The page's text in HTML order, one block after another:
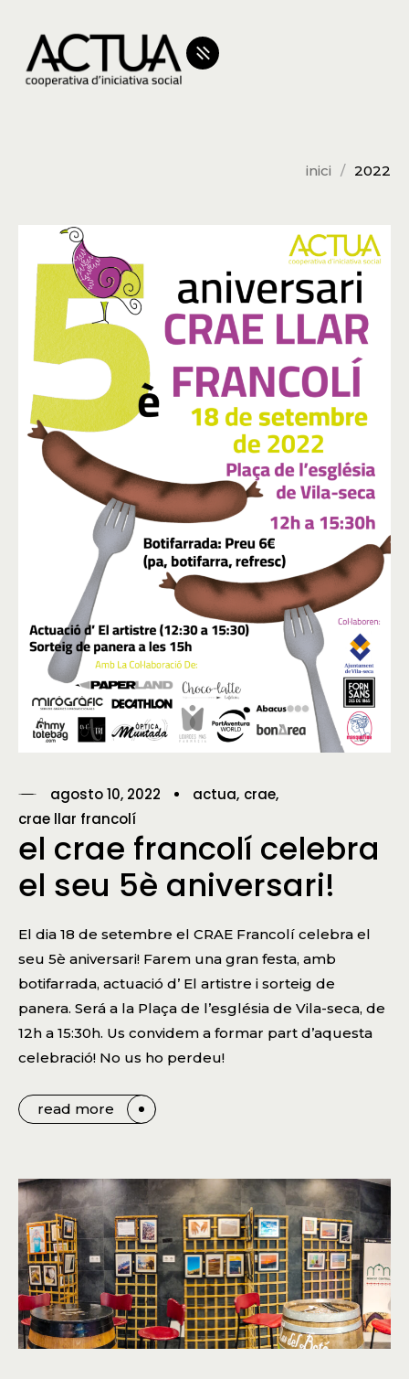
inici 2022
agosto 10, 2022 actua crae
crae llar francolí
el crae francolí celebra
el seu 5è aniversari!
El dia 18 de setembre el CRAE Francolí celebra el
seu 5è aniversari! Farem una gran festa, amb
botifarrada, actuació d’ El artistre i sorteig de
panera. Será a la Plaça de l’església de Vila-seca, de
12h a 15:30h. Us convidem a formar part d’aquesta
celebració! No us ho perdeu!
read more